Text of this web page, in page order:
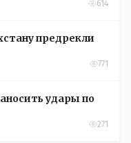
614
предрекли
771
удары по
271